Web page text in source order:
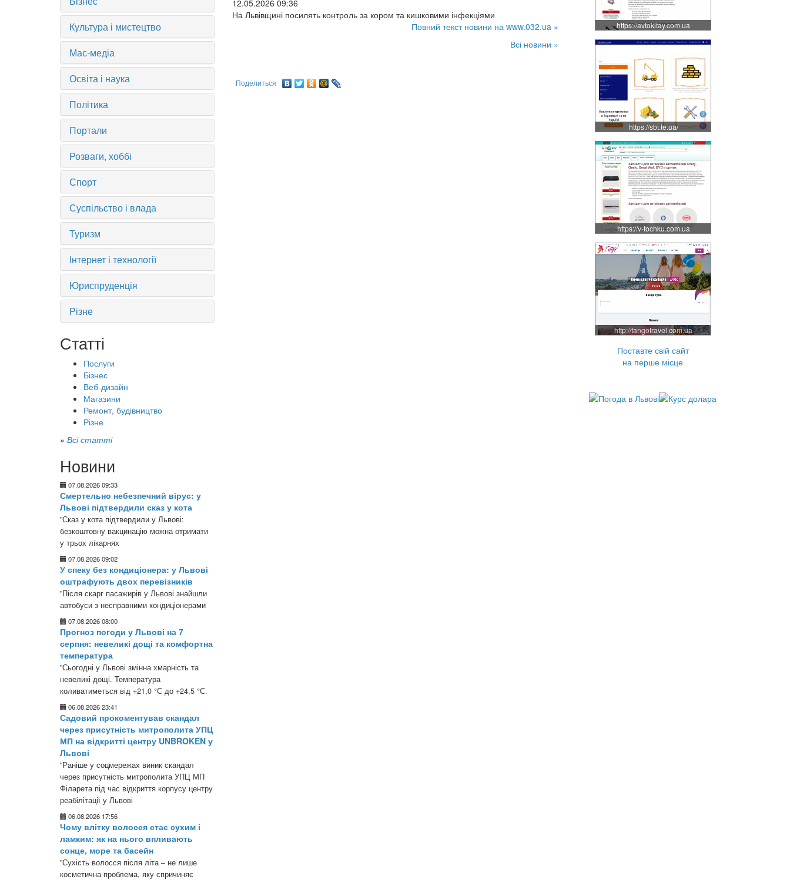
Культура і мистецтво
Мас-медіа
Освіта і наука
Політика
Портали
Розваги, хоббі
Спорт
Суспільство і влада
Туризм
Інтернет і технології
Юриспруденція
Різне
Статті
Послуги
Бізнес
Веб-дизайн
Магазини
Ремонт, будівництво
Різне
» Всі статті
Новини
07.08.2026 09:33
Смертельно небезпечний вірус: у
Львові підтвердили сказ у кота
"Сказ у кота підтвердили у Львові:
безкоштовну вакцинацію можна отримати
у трьох лікарнях
07.08.2026 09:02
У спеку без кондиціонера: у Львові
оштрафують двох перевізників
"Після скарг пасажирів у Львові знайшли
автобуси з несправними кондиціонерами
07.08.2026 08:00
Прогноз погоди у Львові на 7
серпня: невеликі дощі та комфортна
температура
"Сьогодні у Львові змінна хмарність та
невеликі дощі. Температура
коливатиметься від +21,0 °С до +24,5 °С.
06.08.2026 23:41
Садовий прокоментував скандал
через присутність митрополита УПЦ
МП на відкритті центру UNBROKEN у
Львові
"Раніше у соцмережах виник скандал
через присутність митрополита УПЦ МП
Філарета під час відкриття корпусу центру
реабілітації у Львові
06.08.2026 17:56
Чому влітку волосся стає сухим і
ламким: як на нього впливають
сонце, море та басейн
"Сухість волосся після літа – не лише
косметична проблема, яку спричиняє
12.05.2026 09:36
На Львівщині посилять контроль за кором та кишковими інфекціями
Повний текст новини на www.032.ua »
Всі новини »
Поделиться
https://avtokitay.com.ua
https://sbt.te.ua/
https://v-tochku.com.ua
http://tangotravel.com.ua
Поставте свій сайт
на перше місце